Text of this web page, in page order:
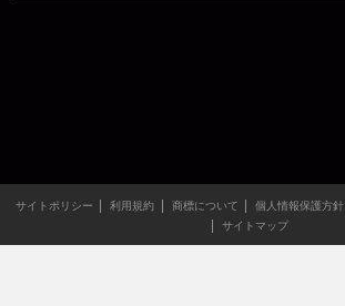
サイトポリシー 利用規約 商標について 個人情報保護方針
サイトマップ